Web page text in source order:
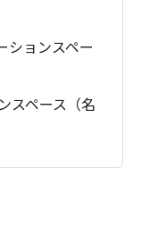
ションスペー
スペース（名